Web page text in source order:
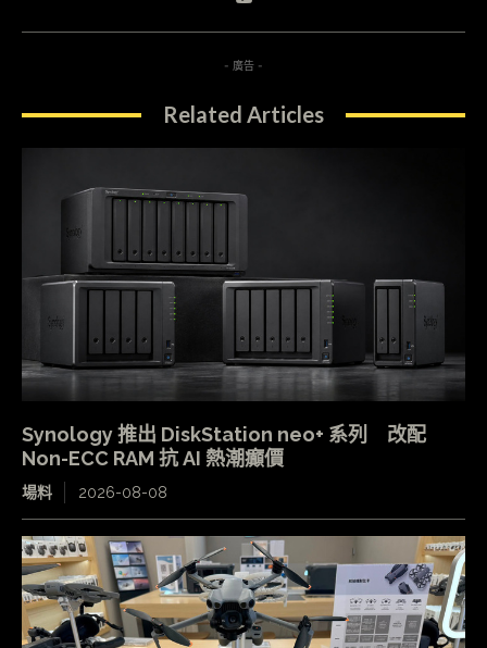
- 廣告 -
Related Articles
Synology 推出 DiskStation neo+ 系列 改配
Non-ECC RAM 抗 AI 熱潮癲價
場料 2026-08-08